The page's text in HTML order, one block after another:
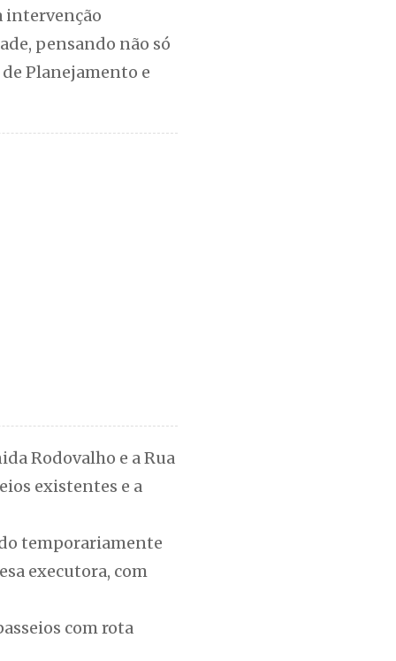
intervenção
pensando não só
Planejamento e
Rodovalho e a Rua
existentes e a
temporariamente
executora, com
com rota